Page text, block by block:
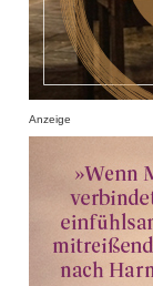
Anzeige